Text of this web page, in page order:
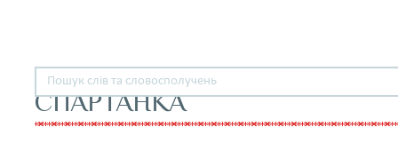
СПАРТАНКА